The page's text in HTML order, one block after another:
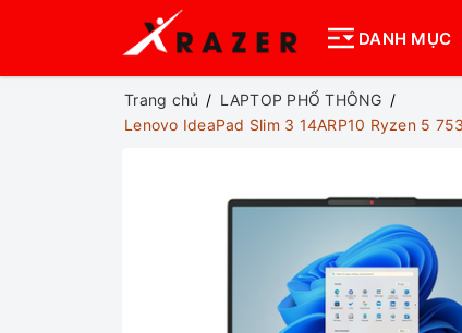
DANH MỤC
Trang chủ
LAPTOP PHỔ THÔNG
Lenovo IdeaPad Slim 3 14ARP10 Ryzen 5